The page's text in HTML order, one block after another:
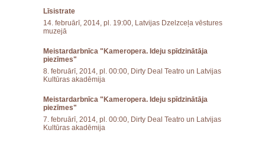
Līsistrate
14. februārī, 2014, pl. 19:00, Latvijas Dzelzceļa vēstures
muzejā
Meistardarbnīca "Kameropera. Ideju spīdzinātāja
piezīmes"
8. februārī, 2014, pl. 00:00, Dirty Deal Teatro un Latvijas
Kultūras akadēmija
Meistardarbnīca "Kameropera. Ideju spīdzinātāja
piezīmes"
7. februārī, 2014, pl. 00:00, Dirty Deal Teatro un Latvijas
Kultūras akadēmija